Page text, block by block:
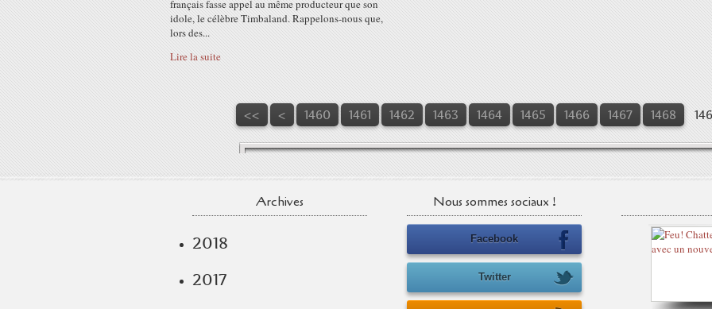
français fasse appel au même producteur que son
idole, le célèbre Timbaland. Rappelons-nous que,
lors des...
Lire la suite
<< < 1400
1410
1420
1430
1440
1450
1460 1461 1462 1463 1464 1465 1466 1467 1468
Archives
2018
2017
Nous sommes sociaux !
Facebook
Twitter